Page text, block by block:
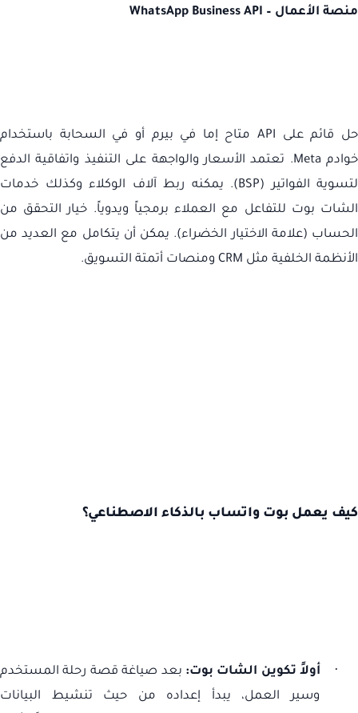
منصة الأعمال – WhatsApp Business API
حل قائم على APIمتاح إما في بيرم أو في السحابة باستخدام
خوادم Meta. تعتمد الأسعار والواجهة على التنفيذ واتفاقية الدفع
لتسوية الفواتير (BSP). يمكنه ربط آلاف الوكلاء وكذلك خدمات
الشات بوت للتفاعل مع العملاء برمجياً ويدوياً. خيار التحقق من
الحساب (علامة الاختيار الخضراء). يمكن أن يتكامل مع العديد من
الأنظمة الخلفية مثل CRM ومنصات أتمتة التسويق.
كيف يعمل بوت واتساب بالذكاء الاصطناعي؟
· أولاً تكوين الشات بوت: بعد صياغة قصة رحلة المستخدم
وسير العمل، يبدأ إعداده من حيث تنشيط البيانات